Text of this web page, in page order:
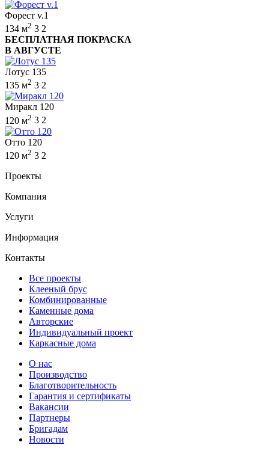
Форест v.1
134 м2 3 2
БЕСПЛАТНАЯ ПОКРАСКА
В АВГУСТЕ
Лотус 135
135 м2 3 2
Миракл 120
120 м2 3 2
Отто 120
120 м2 3 2
Проекты
Компания
Услуги
Информация
Контакты
Все проекты
Клееный брус
Комбинированные
Каменные дома
Авторские
Индивидуальный проект
Каркасные дома
О нас
Производство
Благотворительность
Гарантия и сертификаты
Вакансии
Партнеры
Бригадам
Новости